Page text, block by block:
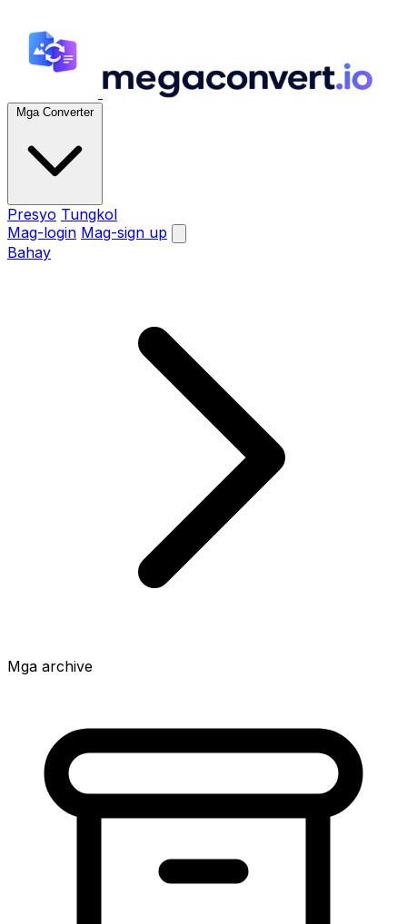
Mga Converter
Presyo Tungkol
Mag-login Mag-sign up
Bahay
Mga archive